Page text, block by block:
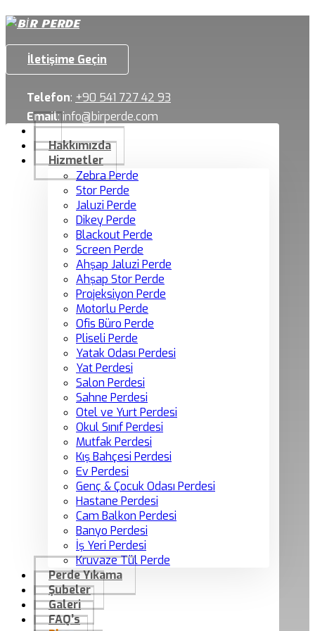
İletişime Geçin
Telefon: +90 541 727 42 93
Email:info@birperde.com
Hakkımızda
Hizmetler
Zebra Perde
Stor Perde
Jaluzi Perde
Dikey Perde
Blackout Perde
Screen Perde
Ahşap Jaluzi Perde
Ahşap Stor Perde
Projeksiyon Perde
Motorlu Perde
Ofis Büro Perde
Pliseli Perde
Yatak Odası Perdesi
Yat Perdesi
Salon Perdesi
Sahne Perdesi
Otel ve Yurt Perdesi
Okul Sınıf Perdesi
Mutfak Perdesi
Kış Bahçesi Perdesi
Ev Perdesi
Genç & Çocuk Odası Perdesi
Hastane Perdesi
Cam Balkon Perdesi
Banyo Perdesi
İş Yeri Perdesi
Kruvaze Tül Perde
Perde Yıkama
Şubeler
Galeri
FAQ’s